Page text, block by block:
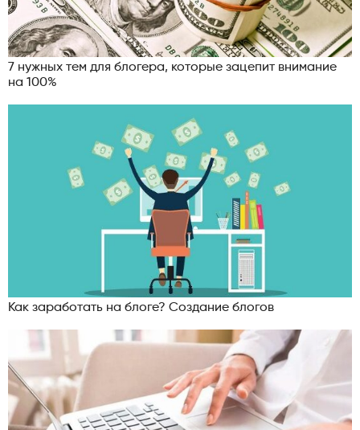
7 нужных тем для блогера, которые зацепит внимание
на 100%
Как заработать на блоге? Создание блогов